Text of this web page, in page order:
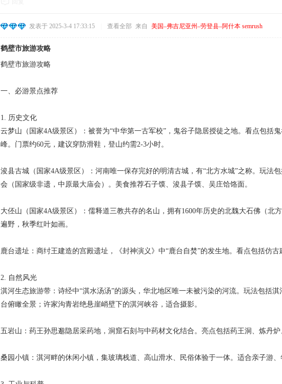
发表于 2025-3-4 17:33:15 查看全部 来自 美国–弗吉尼亚州–劳登县–阿什本 semrush
鹤壁市旅游攻略
鹤壁市旅游攻略
一、必游景点推荐
1. 历史文化
云梦山（国家4A级景区）：被誉为“中华第一古军校”，鬼谷子隐居授徒之地。看点包括
峰。门票约60元，建议穿防滑鞋，登山约需2-3小时。
浚县古城（国家4A级景区）：河南唯一保存完好的明清古城，有“北方水城”之称。玩法
会（国家级非遗，中原最大庙会）。美食推荐石子馍、浚县子馍、吴庄饸饹面。
大伾山（国家4A级景区）：儒释道三教共存的名山，拥有1600年历史的北魏大石佛（北
遍野，秋季红叶如画。
鹿台遗址：商纣王建造的宫殿遗址，《封神演义》中“鹿台自焚”的发生地。看点包括仿
2. 自然风光
淇河生态旅游带：诗经中“淇水汤汤”的源头，华北地区唯一未被污染的河流。玩法包括
台俯瞰全景；许家沟青岩绝悬崖峭壁下的淇河峡谷，适合摄影。
五岩山：药王孙思邈隐居采药地，洞窟石刻与中药材文化结合。亮点包括药王洞、炼丹炉
桑园小镇：淇河畔的休闲小镇，集玻璃栈道、高山滑水、民俗体验于一体。适合亲子游、